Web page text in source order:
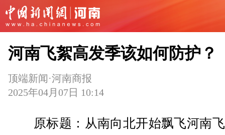
河南飞絮高发季该如何防护？
顶端新闻·河南商报
2025年04月07日 10:14
原标题：从南向北开始飘飞河南